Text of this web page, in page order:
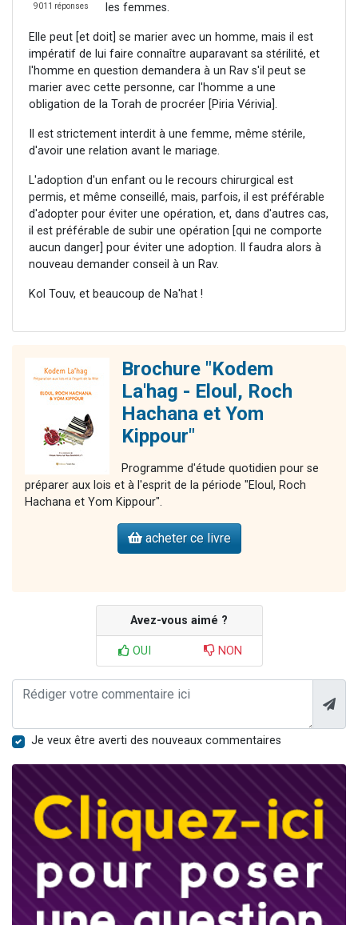
9011 réponses
les femmes.
Elle peut [et doit] se marier avec un homme, mais il est
impératif de lui faire connaître auparavant sa stérilité, et
l'homme en question demandera à un Rav s'il peut se
marier avec cette personne, car l'homme a une
obligation de la Torah de procréer [Piria Vérivia].
Il est strictement interdit à une femme, même stérile,
d'avoir une relation avant le mariage.
L'adoption d'un enfant ou le recours chirurgical est
permis, et même conseillé, mais, parfois, il est préférable
d'adopter pour éviter une opération, et, dans d'autres cas,
il est préférable de subir une opération [qui ne comporte
aucun danger] pour éviter une adoption. Il faudra alors à
nouveau demander conseil à un Rav.
Kol Touv, et beaucoup de Na'hat !
Brochure "Kodem
La'hag - Eloul, Roch
Hachana et Yom
Kippour"
Programme d'étude quotidien pour se
préparer aux lois et à l'esprit de la période "Eloul, Roch
Hachana et Yom Kippour".
acheter ce livre
Avez-vous aimé ?
OUI NON
Je veux être averti des nouveaux commentaires